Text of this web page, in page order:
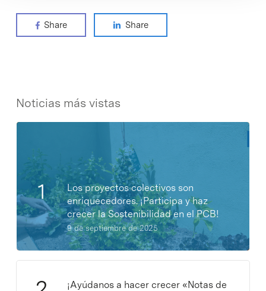
Share Share
Noticias más vistas
Los proyectos colectivos son
enriquecedores. ¡Participa y haz
crecer la Sostenibilidad en el PCB!
9 de septiembre de 2025
¡Ayúdanos a hacer crecer «Notas de